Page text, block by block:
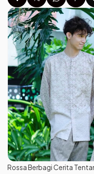
Rossa Berbagi Cerita